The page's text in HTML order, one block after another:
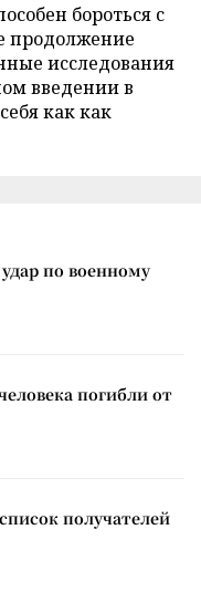
бороться с
продолжение
исследования
введении в
как как
по военному
погибли от
получателей